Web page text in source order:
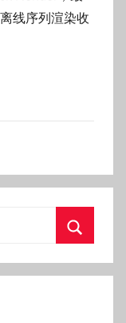
线序列渲染收
索